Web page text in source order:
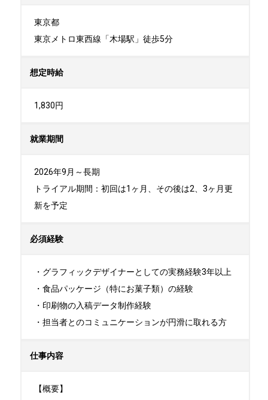
東京都
東京メトロ東西線「木場駅」徒歩5分
想定時給
1,830円
就業期間
2026年9月～長期
トライアル期間：初回は1ヶ月、その後は2、3ヶ月更
新を予定
必須経験
・グラフィックデザイナーとしての実務経験3年以上
・食品パッケージ（特にお菓子類）の経験
・印刷物の入稿データ制作経験
・担当者とのコミュニケーションが円滑に取れる方
仕事内容
【概要】